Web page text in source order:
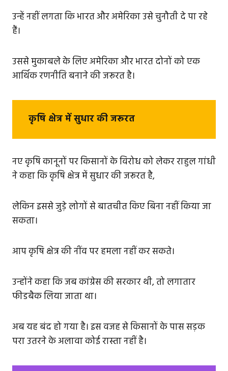
उन्हें नहीं लगता कि भारत और अमेरिका उसे चुनौती दे पा रहे
हैं।
उससे मुकाबले के लिए अमेरिका और भारत दोनों को एक
आर्थिक रणनीति बनाने की जरूरत है।
कृषि क्षेत्र में सुधार की जरूरत
नए कृषि कानूनों पर किसानों के विरोध को लेकर राहुल गांधी
ने कहा कि कृषि क्षेत्र में सुधार की जरूरत है,
लेकिन इससे जुड़े लोगों से बातचीत किए बिना नहीं किया जा
सकता।
आप कृषि क्षेत्र की नींव पर हमला नहीं कर सकते।
उन्होंने कहा कि जब कांग्रेस की सरकार थी, तो लगातार
फीडबैक लिया जाता था।
अब यह बंद हो गया है। इस वजह से किसानों के पास सड़क
परा उतरने के अलावा कोई रास्ता नहीं है।